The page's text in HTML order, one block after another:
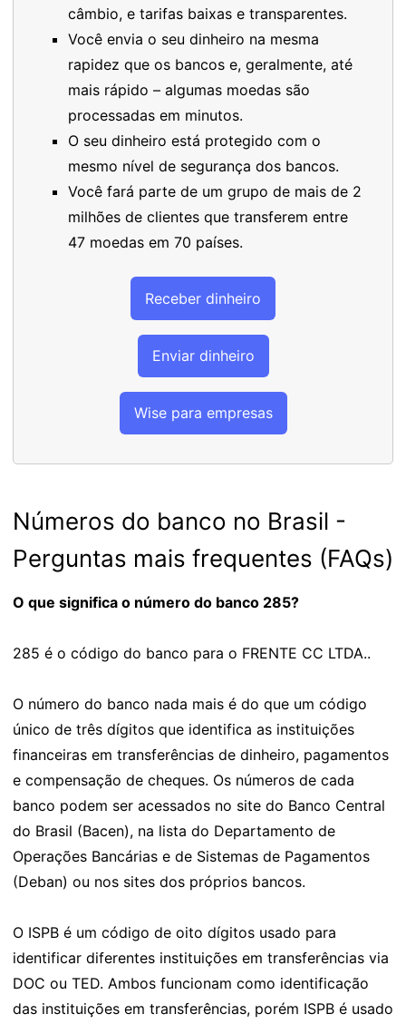
câmbio, e tarifas baixas e transparentes.
Você envia o seu dinheiro na mesma
rapidez que os bancos e, geralmente, até
mais rápido – algumas moedas são
processadas em minutos.
O seu dinheiro está protegido com o
mesmo nível de segurança dos bancos.
Você fará parte de um grupo de mais de 2
milhões de clientes que transferem entre
47 moedas em 70 países.
Receber dinheiro
Enviar dinheiro
Wise para empresas
Números do banco no Brasil -
Perguntas mais frequentes (FAQs)
O que significa o número do banco 285?
285 é o código do banco para o FRENTE CC LTDA..
O número do banco nada mais é do que um código
único de três dígitos que identifica as instituições
financeiras em transferências de dinheiro, pagamentos
e compensação de cheques. Os números de cada
banco podem ser acessados no site do Banco Central
do Brasil (Bacen), na lista do Departamento de
Operações Bancárias e de Sistemas de Pagamentos
(Deban) ou nos sites dos próprios bancos.
O ISPB é um código de oito dígitos usado para
identificar diferentes instituições em transferências via
DOC ou TED. Ambos funcionam como identificação
das instituições em transferências, porém ISPB é usado